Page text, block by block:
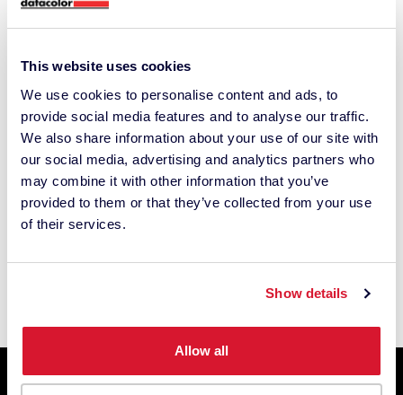
This website uses cookies
We use cookies to personalise content and ads, to
provide social media features and to analyse our traffic.
We also share information about your use of our site with
our social media, advertising and analytics partners who
may combine it with other information that you’ve
provided to them or that they’ve collected from your use
of their services.
Show details
Allow all
AZIENDA
Chi siamo
Sedi
Soluzioni di business